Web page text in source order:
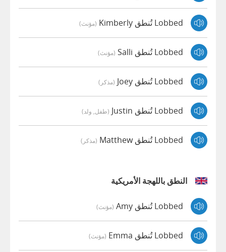
Lobbed تُنطق Kimberly (مؤنث)
Lobbed تُنطق Salli (مؤنث)
Lobbed تُنطق Joey (مذكر)
Lobbed تُنطق Justin (طفل, ولد)
Lobbed تُنطق Matthew (مذكر)
النطق باللهجة الأمريكية
Lobbed تُنطق Amy (مؤنث)
Lobbed تُنطق Emma (مؤنث)